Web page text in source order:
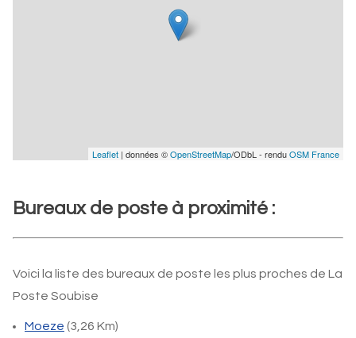
Leaflet | données ©OpenStreetMap/ODbL - renduOSM France
Bureaux de poste à proximité :
Voici la liste des bureaux de poste les plus proches de La
Poste Soubise
Moeze (3,26 Km)